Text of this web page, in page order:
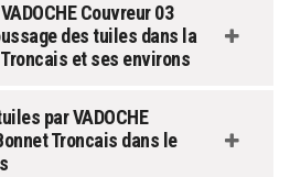
Couvreur 03
des tuiles dans la
et ses environs
par VADOCHE
Troncais dans le